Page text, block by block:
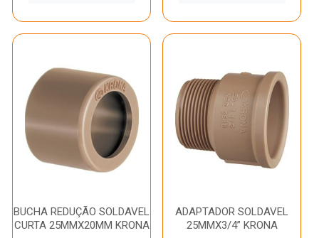
BUCHA REDUÇÃO SOLDAVEL
CURTA 25MMX20MM KRONA
ADAPTADOR SOLDAVEL
25MMX3/4” KRONA